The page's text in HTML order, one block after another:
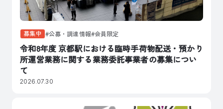
募集中 公募・調達情報 会員限定
令和8年度 京都駅における臨時手荷物配送・預かり
所運営業務に関する業務委託事業者の募集につい
て
2026.07.30